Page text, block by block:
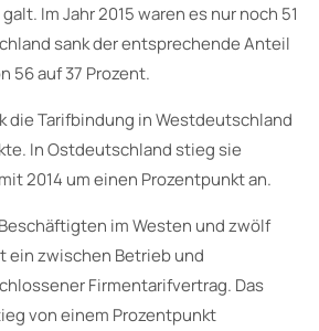
Im Jahr 2015 waren es nur noch 51
sank der entsprechende Anteil
56 auf 37 Prozent.
die Tarifbindung in Westdeutschland
In Ostdeutschland stieg sie
2014 um einen Prozentpunkt an.
im Westen und zwölf
ein zwischen Betrieb und
Firmentarifvertrag. Das
von einem Prozentpunkt